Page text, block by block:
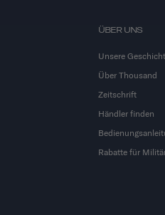
ÜBER UNS
Unsere
Über Thousand
Zeitschrift
Händler finden
Rabatte für